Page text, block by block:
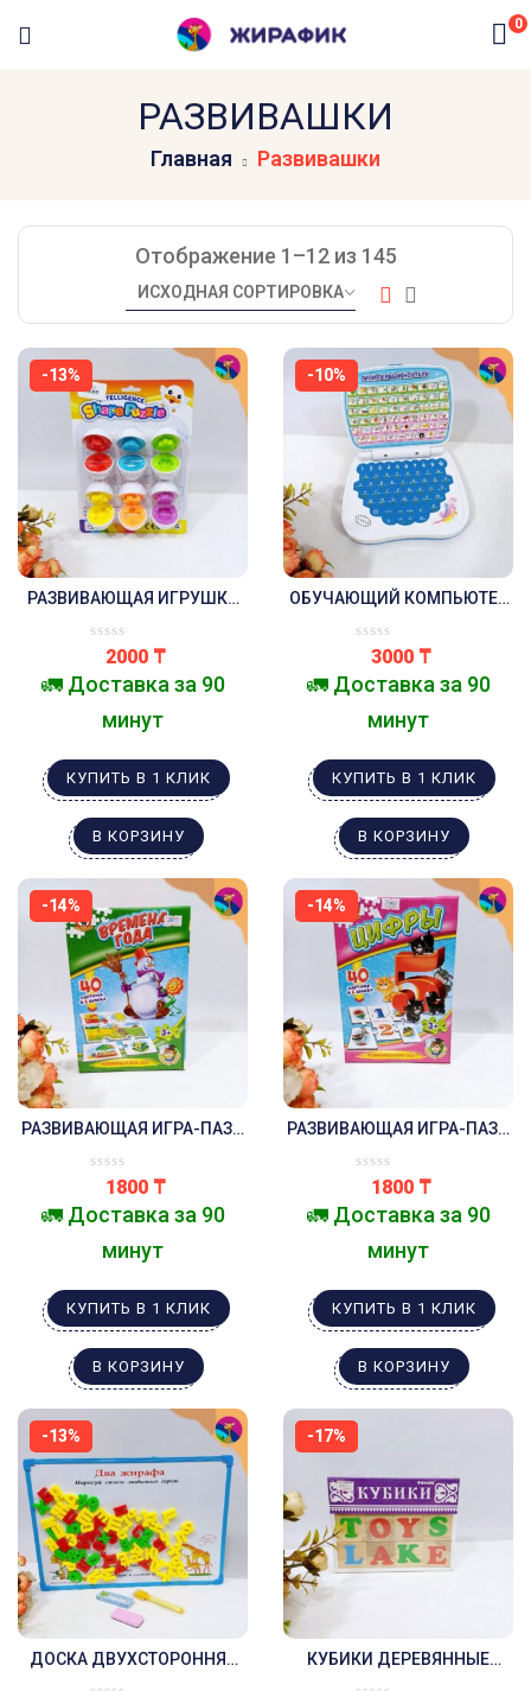
0
РАЗВИВАШКИ
Главная Развивашки
Отображение 1–12 из 145
-13%
РАЗВИВАЮЩАЯ ИГРУШКА
ШТ
2000 ₸
🚛 Доставка за 90
минут
КУПИТЬ В 1 КЛИК
В КОРЗИНУ
-10%
ОБУЧАЮЩИЙ КОМПЬЮТЕР
3000 ₸
🚛 Доставка за 90
минут
КУПИТЬ В 1 КЛИК
В КОРЗИНУ
-14%
РАЗВИВАЮЩАЯ ИГРА-ПАЗЛ
1800 ₸
🚛 Доставка за 90
минут
КУПИТЬ В 1 КЛИК
В КОРЗИНУ
-14%
РАЗВИВАЮЩАЯ ИГРА-ПАЗЛ
1800 ₸
🚛 Доставка за 90
минут
КУПИТЬ В 1 КЛИК
В КОРЗИНУ
-13%
ДОСКА ДВУХСТОРОННЯЯ
-17%
КУБИКИ ДЕРЕВЯННЫЕ